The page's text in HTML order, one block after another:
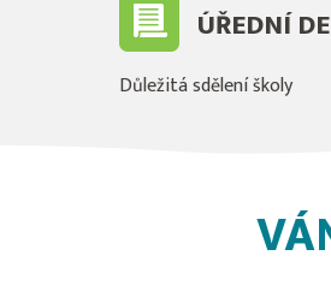
ÚŘEDNÍ
Důležitá sdělení školy